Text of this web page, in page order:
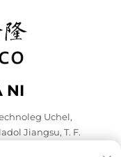
NI
Uchel,
Jiangsu, T. F.